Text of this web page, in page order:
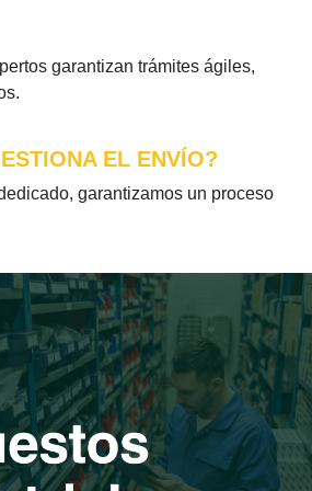
garantizan trámites ágiles,
EL ENVÍO?
garantizamos un proceso